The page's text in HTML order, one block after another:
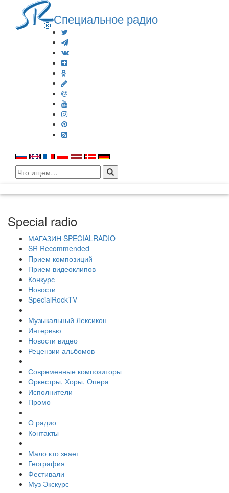
Специальное радио
Search
for:
Special radio
МАГАЗИН SPECIALRADIO
SR Recommended
Прием композиций
Прием видеоклипов
Конкурс
Новости
SpecialRockTV
Музыкальный Лексикон
Интервью
Новости видео
Рецензии альбомов
Современные композиторы
Оркестры, Хоры, Опера
Исполнители
Промо
О радио
Контакты
Мало кто знает
География
Фестивали
Муз Экскурс